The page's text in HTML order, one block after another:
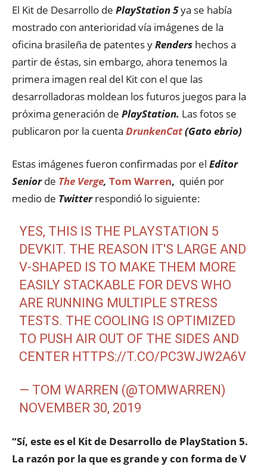
El Kit de Desarrollo de PlayStation 5ya se había
mostrado con anterioridad vía imágenes de la
oficina brasileña de patentes yRenders hechos a
partir de éstas, sin embargo, ahora tenemos la
primera imagen real del Kit con el que las
desarrolladoras moldean los futuros juegos para la
próxima generación de PlayStation. Las fotos se
publicaron por la cuenta DrunkenCat(Gato ebrio)
Estas imágenes fueron confirmadas por el Editor
Seniorde The Verge, Tom Warren, quién por
medio de Twitterrespondió lo siguiente:
YES, THIS IS THE PLAYSTATION 5
DEVKIT. THE REASON IT'S LARGE AND
V-SHAPED IS TO MAKE THEM MORE
EASILY STACKABLE FOR DEVS WHO
ARE RUNNING MULTIPLE STRESS
TESTS. THE COOLING IS OPTIMIZED
TO PUSH AIR OUT OF THE SIDES AND
CENTER HTTPS://T.CO/PC3WJW2A6V
— TOM WARREN (@TOMWARREN)
NOVEMBER 30, 2019
“Sí, este es el Kit de Desarrollo de PlayStation 5.
La razón por la que es grande y con forma de V